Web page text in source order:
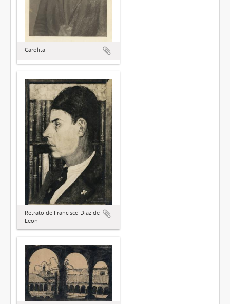
Carolita
Retrato de Francisco Díaz de
León